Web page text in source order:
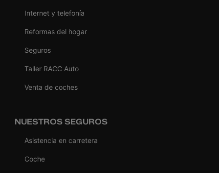
Internet y telefonía
Reformas del hogar
Seguros
Taller RACC Auto
Venta de coches
NUESTROS SEGUROS
Asistencia en carretera
Coche